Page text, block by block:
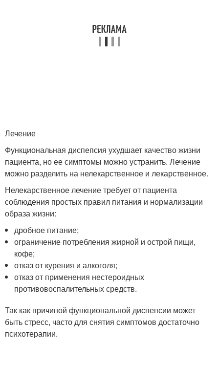
Лечение
Функциональная диспепсия ухудшает качество жизни
пациента, но ее симптомы можно устранить. Лечение
можно разделить на нелекарственное и лекарственное.
Нелекарственное лечение требует от пациента
соблюдения простых правил питания и нормализации
образа жизни:
дробное питание;
ограничение потребления жирной и острой пищи,
кофе;
отказ от курения и алкоголя;
отказ от применения нестероидных
противовоспалительных средств.
Так как причиной функциональной диспепсии может
быть стресс, часто для снятия симптомов достаточно
психотерапии.